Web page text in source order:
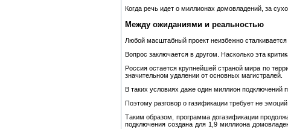
Когда речь идет о миллионах домовладений, за
Между ожиданиями и реальностью
Любой масштабный проект неизбежно сталкивается
Вопрос заключается в другом. Насколько эта
Россия остается крупнейшей страной мира по
значительном удалении от основных магистралей.
В таких условиях даже один миллион подключений
Поэтому разговор о газификации требует не
Таким образом, программа догазификации
подключения создана для 1,9 миллиона